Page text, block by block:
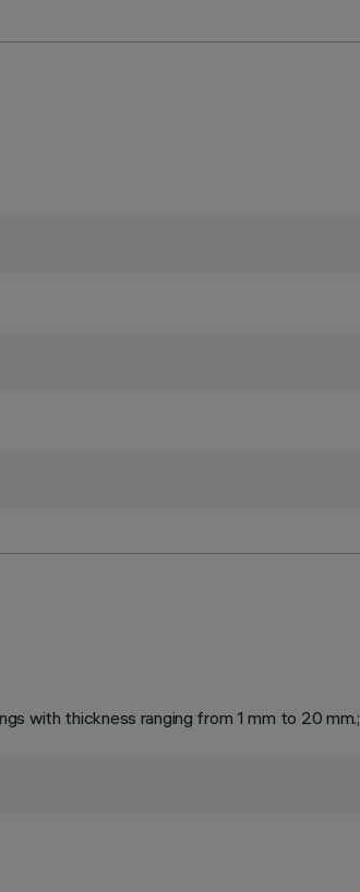
with thickness ranging from 1 mm to 20 mm.;